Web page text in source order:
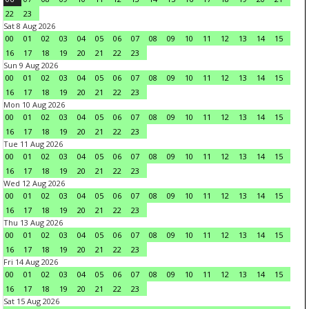
22
23
Sat 8 Aug 2026
00
01 02 03 04 05 06 07 08 09 10 11 12 13 14
15
16
17 18 19 20 21 22
23
Sun 9 Aug 2026
00
01 02 03 04 05 06 07 08 09 10 11 12 13 14
15
16
17 18 19 20 21 22
23
Mon 10 Aug 2026
00
01 02 03 04 05 06 07 08 09 10 11 12 13 14
15
16
17 18 19 20 21 22
23
Tue 11 Aug 2026
00
01 02 03 04 05 06 07 08 09 10 11 12 13 14
15
16
17 18 19 20 21 22
23
Wed 12 Aug 2026
00
01 02 03 04 05 06 07 08 09 10 11 12 13 14
15
16
17 18 19 20 21 22
23
Thu 13 Aug 2026
00
01 02 03 04 05 06 07 08 09 10 11 12 13 14
15
16
17 18 19 20 21 22
23
Fri 14 Aug 2026
00
01 02 03 04 05 06 07 08 09 10 11 12 13 14
15
16
17 18 19 20 21 22
23
Sat 15 Aug 2026